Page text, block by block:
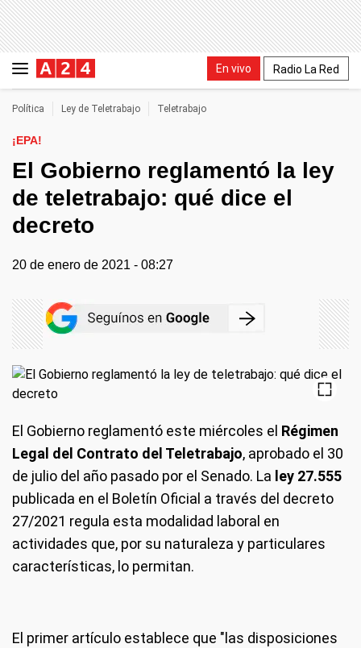
En vivo Radio La Red
Política Ley de Teletrabajo Teletrabajo
¡EPA!
El Gobierno reglamentó la ley
de teletrabajo: qué dice el
decreto
20 de enero de 2021 - 08:27
El Gobierno reglamentó este miércoles el Régimen
Legal del Contrato del Teletrabajo, aprobado el 30
de julio del año pasado por el Senado. La ley 27.555
publicada en el Boletín Oficial a través del decreto
27/2021 regula esta modalidad laboral en
actividades que, por su naturaleza y particulares
características, lo permitan.
El primer artículo establece que "las disposiciones